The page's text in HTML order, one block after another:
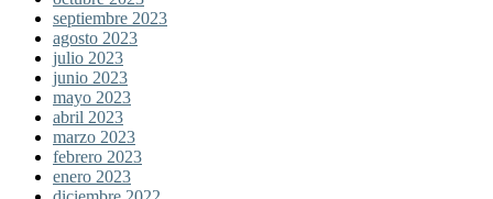
septiembre 2023
agosto 2023
julio 2023
junio 2023
mayo 2023
abril 2023
marzo 2023
febrero 2023
enero 2023